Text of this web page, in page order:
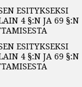
ESITYKSEKSI
4 §:N JA 69 §:N
ESITYKSEKSI
4 §:N JA 69 §:N